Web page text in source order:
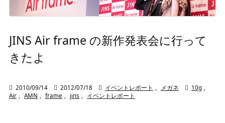
JINS Air frame の新作発表会に行って
きたよ
 2010/09/14  2012/07/18  イベントレポート , メガネ  10g ,
Air , AMN , frame , jins , イベントレポート